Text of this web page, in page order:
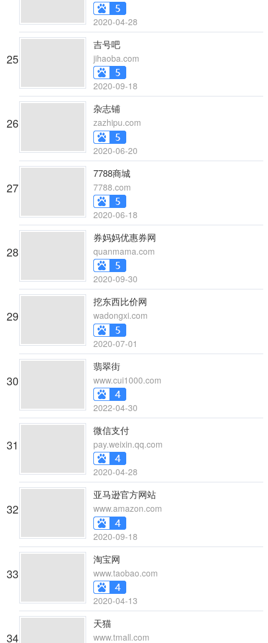
2020-04-28
25
吉号吧
jihaoba.com
2020-09-18
26
杂志铺
zazhipu.com
2020-06-20
27
7788商城
7788.com
2020-06-18
28
券妈妈优惠券网
quanmama.com
2020-09-30
29
挖东西比价网
wadongxi.com
2020-07-01
30
翡翠街
www.cui1000.com
2022-04-30
31
微信支付
pay.weixin.qq.com
2020-04-28
32
亚马逊官方网站
www.amazon.com
2020-09-18
33
淘宝网
www.taobao.com
2020-04-13
34
天猫
www.tmall.com